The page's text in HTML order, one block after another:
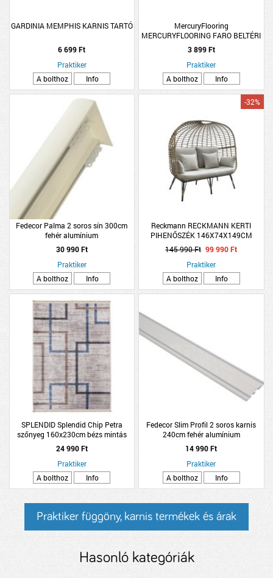
GARDINIA MEMPHIS KARNIS TARTÓ
6 699 Ft
Praktiker
A bolthoz
Info
MercuryFlooring
MERCURYFLOORING FARO BELTÉRI
SZENNYFOGÓ LÁBTÖRLŐ 40X60CM
VEGYES SZÍNEKBEN
3 899 Ft
Praktiker
A bolthoz
Info
Fedecor Palma 2 soros sín 300cm
fehér alumínium
30 990 Ft
Praktiker
A bolthoz
Info
Reckmann RECKMANN KERTI
PIHENŐSZÉK 146X74X149CM
PÁRNÁVAL
-32%
145 990 Ft 99 990 Ft
Praktiker
A bolthoz
Info
SPLENDID Splendid Chip Petra
szőnyeg 160x230cm bézs mintás
24 990 Ft
Praktiker
A bolthoz
Info
Fedecor Slim Profil 2 soros karnis
240cm fehér alumínium
14 990 Ft
Praktiker
A bolthoz
Info
Praktiker függöny, karnis termékek és árak
Hasonló kategóriák